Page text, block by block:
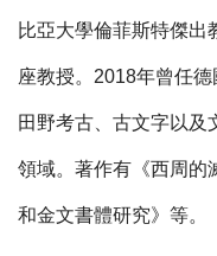
比亞大學倫菲斯特傑出
座教授。 2018年曾任德
田野考古、古文字以及
領域。著作有《西周的
和金文書體研究》等。